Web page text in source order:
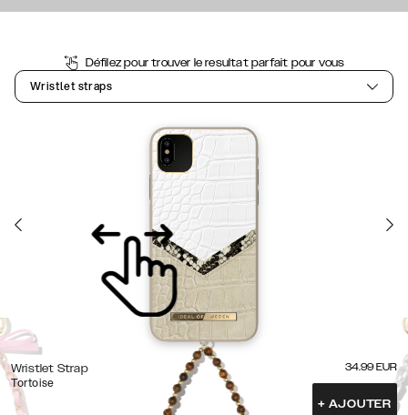
Défilez pour trouver le resultat parfait pour vous
Wristlet straps
Wristlet Strap
Tortoise
34.99 EUR
+ AJOUTER